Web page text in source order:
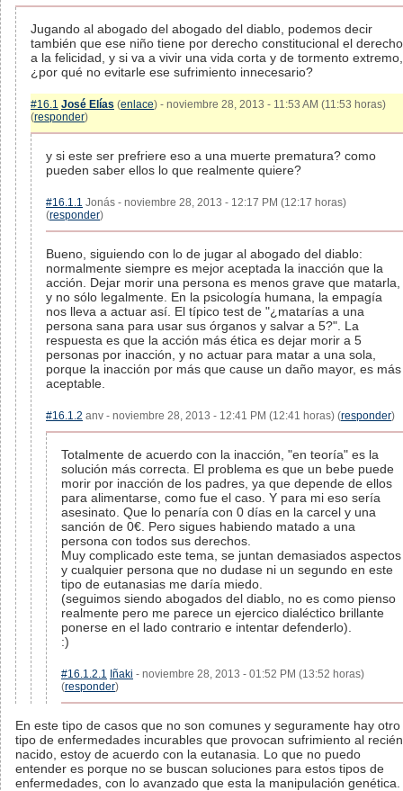
Jugando al abogado del abogado del diablo, podemos decir
también que ese niño tiene por derecho constitucional el derecho
a la felicidad, y si va a vivir una vida corta y de tormento extremo,
¿por qué no evitarle ese sufrimiento innecesario?
#16.1 José Elías (enlace) - noviembre 28, 2013 - 11:53 AM (11:53 horas)
(responder)
y si este ser prefriere eso a una muerte prematura? como
pueden saber ellos lo que realmente quiere?
#16.1.1 Jonás - noviembre 28, 2013 - 12:17 PM (12:17 horas)
(responder)
Bueno, siguiendo con lo de jugar al abogado del diablo:
normalmente siempre es mejor aceptada la inacción que la
acción. Dejar morir una persona es menos grave que matarla,
y no sólo legalmente. En la psicología humana, la empagía
nos lleva a actuar así. El típico test de "¿matarías a una
persona sana para usar sus órganos y salvar a 5?". La
respuesta es que la acción más ética es dejar morir a 5
personas por inacción, y no actuar para matar a una sola,
porque la inacción por más que cause un daño mayor, es más
aceptable.
#16.1.2 anv - noviembre 28, 2013 - 12:41 PM (12:41 horas) (responder)
Totalmente de acuerdo con la inacción, "en teoría" es la
solución más correcta. El problema es que un bebe puede
morir por inacción de los padres, ya que depende de ellos
para alimentarse, como fue el caso. Y para mi eso sería
asesinato. Que lo penaría con 0 días en la carcel y una
sanción de 0€. Pero sigues habiendo matado a una
persona con todos sus derechos.
Muy complicado este tema, se juntan demasiados aspectos
y cualquier persona que no dudase ni un segundo en este
tipo de eutanasias me daría miedo.
(seguimos siendo abogados del diablo, no es como pienso
realmente pero me parece un ejercico dialéctico brillante
ponerse en el lado contrario e intentar defenderlo).
:)
#16.1.2.1 Iñaki - noviembre 28, 2013 - 01:52 PM (13:52 horas)
(responder)
En este tipo de casos que no son comunes y seguramente hay otro
tipo de enfermedades incurables que provocan sufrimiento al recién
nacido, estoy de acuerdo con la eutanasia. Lo que no puedo
entender es porque no se buscan soluciones para estos tipos de
enfermedades, con lo avanzado que esta la manipulación genética.